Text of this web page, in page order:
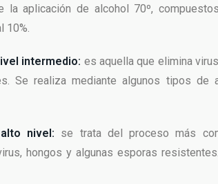
la aplicación de alcohol 70º,
10%.
intermedio: es aquella que elimina
Se realiza mediante algunos tipos de
nivel: se trata del proceso más
hongos y algunas esporas